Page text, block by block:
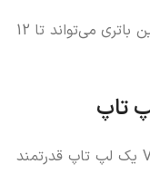
باتری این لپ تاپ 90 وات ساعت است. این باتری می‌تواند تا 12
تاپ
لپ تاپ ایسوس VivoBook Pro K6604JI یک لپ تاپ قدرتمند